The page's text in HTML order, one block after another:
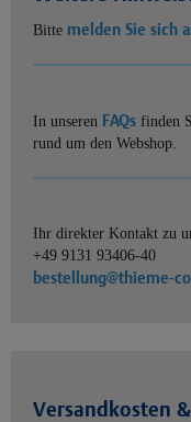
Bitte melden Sie sich
In unseren FAQs finden
rund um den Webshop.
Ihr direkter Kontakt zu
+49 9131 93406-40
bestellung@thieme-
Versandkosten